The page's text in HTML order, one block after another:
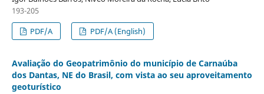
193-205
PDF/A
PDF/A (English)
Avaliação do Geopatrimônio do município de Carnaúba
dos Dantas, NE do Brasil, com vista ao seu aproveitamento
geoturístico